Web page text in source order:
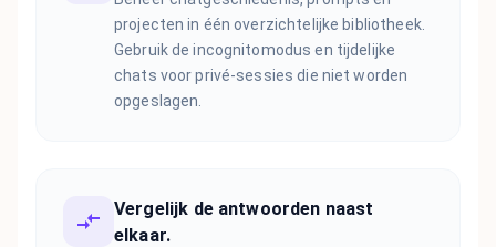
projecten in één overzichtelijke bibliotheek.
Gebruik de incognitomodus en tijdelijke
chats voor privé-sessies die niet worden
opgeslagen.
Vergelijk de antwoorden naast
elkaar.